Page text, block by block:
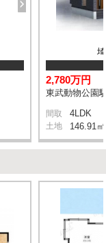
2,780万円
東武動物公園
間取 4LDK
土地 146.91㎡